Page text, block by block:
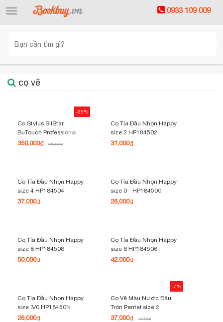
Toggle
0933 109 009
cọ vẽ
Cọ Stylus SilStar
BuTouch Professional
Hàn Quốc Tương Thích
350,000₫ 540,000₫
-35%
Cọ Tỉa Đầu Nhọn Happy
size 2 HP184502
31,000₫
Cọ Tỉa Đầu Nhọn Happy
size 4 HP184504
37,000₫
Cọ Tỉa Đầu Nhọn Happy
size 0 - HP184500
26,000₫
Cọ Tỉa Đầu Nhọn Happy
size 8 HP184508
50,000₫
Cọ Tỉa Đầu Nhọn Happy
size 6 HP184506
42,000₫
Cọ Tỉa Đầu Nhọn Happy
size 3/0 HP18450N
26,000₫
Cọ Vẽ Màu Nước Đầu
Tròn Pentel size 2
37,000₫ 40,000₫
-7%